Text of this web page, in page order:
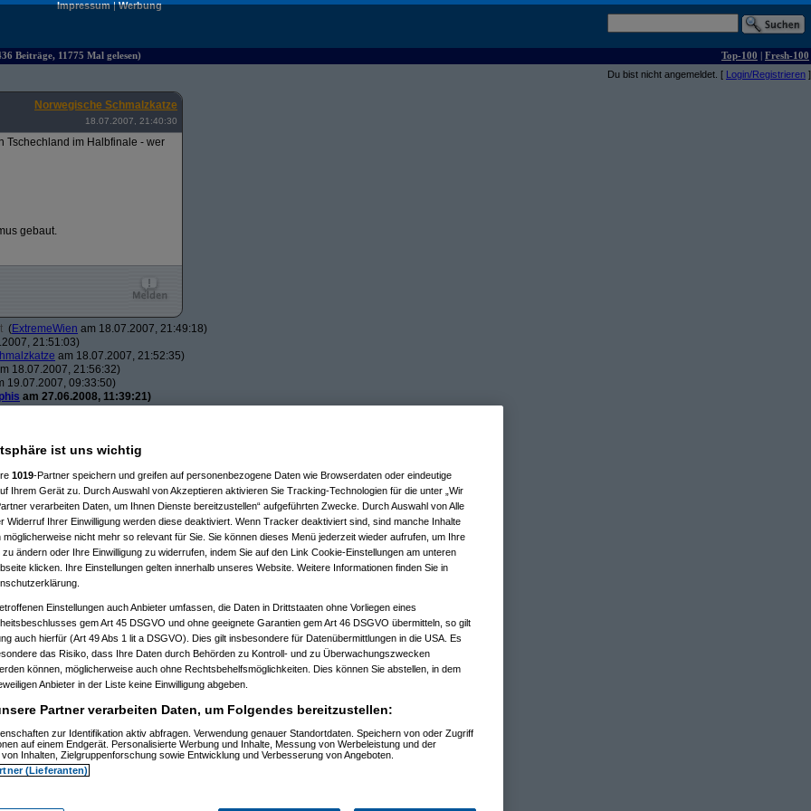
Impressum|Werbung
Beiträge, 11775 Mal gelesen) Top-100 | Fresh-100
Du bist nicht angemeldet. [ Login/Registrieren ]
Norwegische Schmalzkatze
18.07.2007, 21:40:30
Tschechland im Halbfinale - wer
gebaut.
(ExtremeWien am 18.07.2007, 21:49:18)
21:51:03)
am 18.07.2007, 21:52:35)
18.07.2007, 21:56:32)
19.07.2007, 09:33:50)
am 27.06.2008, 11:39:21)
22:15:27)
18.07.2007, 22:15:59)
am 18.07.2007, 22:16:19)
am 18.07.2007, 22:18:21)
am 18.07.2007, 22:18:55)
am 03.08.2007, 20:18:09)
22:30:41)
22:57:34)
22:42:43)
22:44:26)
am 18.07.2007, 22:46:29)
18.07.2007, 22:49:32)
am 18.07.2007, 22:51:44)
am 18.07.2007, 22:57:37)
Brummselam 20.07.2007, 08:42:54)
(Mike(AUT) am 21.07.2007, 10:40:53)
(Mike(AUT)am 22.07.2007, 20:13:01)
am 18.07.2007, 22:55:16)
am 18.07.2007, 22:58:10)
am 18.07.2007, 22:59:57)
ist uns wichtig
1019-Partner speichern und greifen auf personenbezogene Daten wie Browserdaten oder eindeutige
Ihrem Gerät zu. Durch Auswahl von Akzeptieren aktivieren Sie Tracking-Technologien für die unter „Wir
verarbeiten Daten, um Ihnen Dienste bereitzustellen“ aufgeführten Zwecke. Durch Auswahl von Alle
Widerruf Ihrer Einwilligung werden diese deaktiviert. Wenn Tracker deaktiviert sind, sind manche Inhalte
möglicherweise nicht mehr so relevant für Sie. Sie können dieses Menü jederzeit wieder aufrufen, um Ihre
zu ändern oder Ihre Einwilligung zu widerrufen, indem Sie auf den Link Cookie-Einstellungen am unteren
klicken. Ihre Einstellungen gelten innerhalb unseres Website. Weitere Informationen finden Sie in
Einstellungen auch Anbieter umfassen, die Daten in Drittstaaten ohne Vorliegen eines
gem Art 45 DSGVO und ohne geeignete Garantien gem Art 46 DSGVO übermitteln, so gilt
auch hierfür (Art 49 Abs 1 lit a DSGVO). Dies gilt insbesondere für Datenübermittlungen in die USA. Es
das Risiko, dass Ihre Daten durch Behörden zu Kontroll- und zu Überwachungszwecken
können, möglicherweise auch ohne Rechtsbehelfsmöglichkeiten. Dies können Sie abstellen, in dem
Anbieter in der Liste keine Einwilligung abgeben.
Partner verarbeiten Daten, um Folgendes bereitzustellen:
zur Identifikation aktiv abfragen. Verwendung genauer Standortdaten. Speichern von oder Zugriff
auf einem Endgerät. Personalisierte Werbung und Inhalte, Messung von Werbeleistung und der
Inhalten, Zielgruppenforschung sowie Entwicklung und Verbesserung von Angeboten.
(Lieferanten)